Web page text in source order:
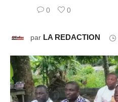
0 0
par LA REDACTION